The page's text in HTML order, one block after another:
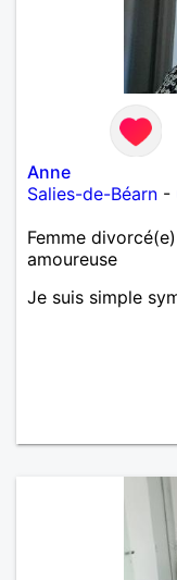
Anne
Salies-de-Béarn -
Femme
amoureuse
Je suis simple